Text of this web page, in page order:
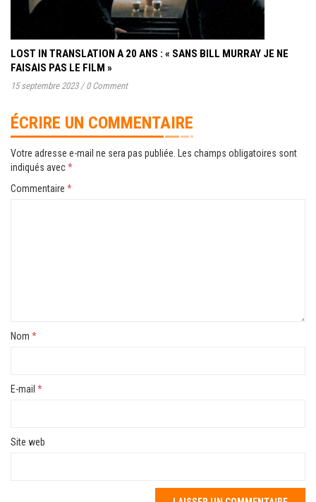
LOST IN TRANSLATION A 20 ANS : « SANS BILL MURRAY JE NE
FAISAIS PAS LE FILM »
15 septembre 2023 / 0 Comment
ÉCRIRE UN COMMENTAIRE
Votre adresse e-mail ne sera pas publiée. Les champs obligatoires sont
indiqués avec*
Commentaire *
Nom *
E-mail *
Site web